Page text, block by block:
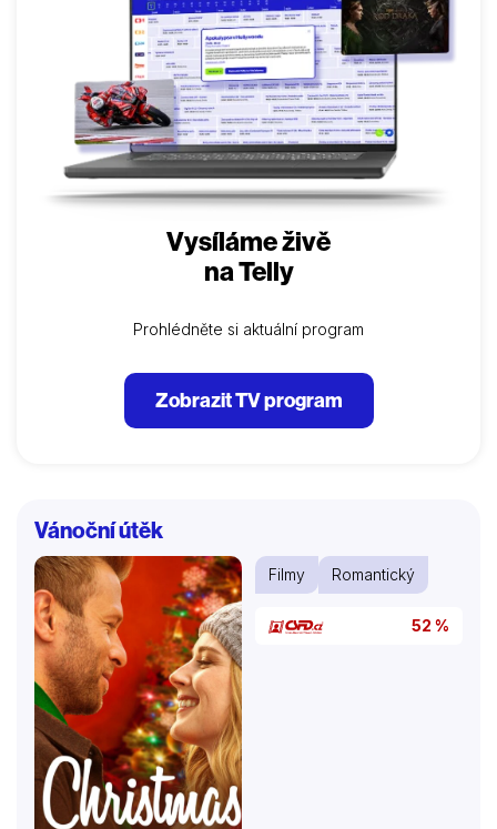
Vysíláme živě
na Telly
Prohlédněte si aktuální program
Zobrazit TV program
Vánoční útěk
Filmy Romantický
52 %